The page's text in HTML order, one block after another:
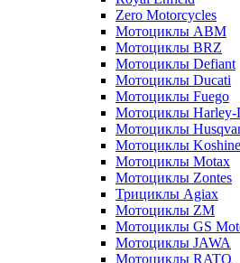
Zero Motorcycles
Мотоциклы ABM
Мотоциклы BRZ
Мотоциклы Defiant
Мотоциклы Ducati
Мотоциклы Fuego
Мотоциклы Harley-
Мотоциклы
Мотоциклы Koshine
Мотоциклы Motax
Мотоциклы Zontes
Трициклы Agiax
Мотоциклы ZM
Мотоциклы GS
Мотоциклы JAWA
Мотоциклы RATO